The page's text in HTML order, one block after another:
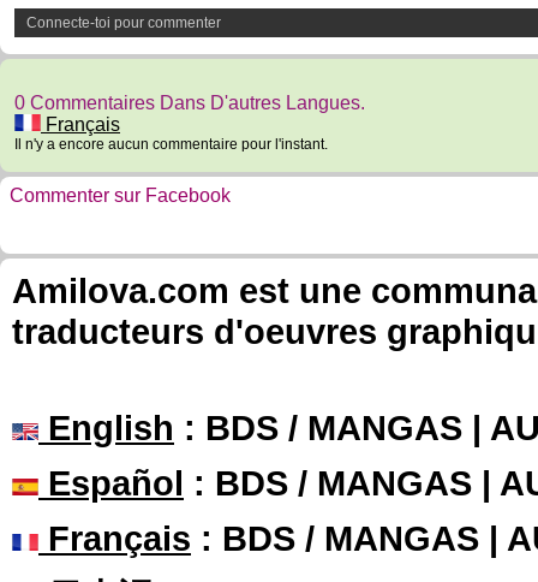
Connecte-toi pour commenter
0 Commentaires Dans D'autres Langues.
Français
Il n'y a encore aucun commentaire pour l'instant.
Commenter sur Facebook
Amilova.com est une
traducteurs d'oeuvres
English : BDS / MANGAS |
Español : BDS / MANGAS |
Français : BDS / MANGAS |